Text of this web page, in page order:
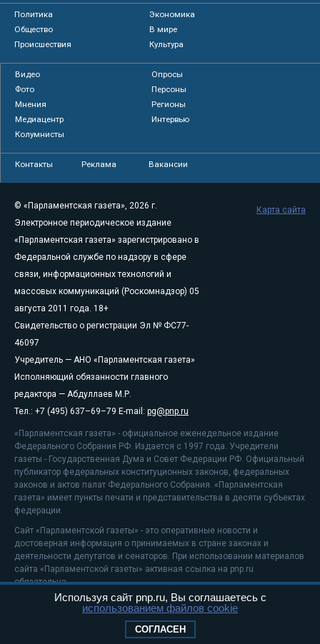
Политика
Экономика
Общество
В мире
Происшествия
Культура
Видео
Опросы
Фото
Персоны
Мнения
Регионы
Медиацентр
Интервью
Колумнисты
Контакты Реклама Вакансии
© «Парламентская газета», 2026 г.
Электронное периодическое издание
«Парламентская газета» зарегистрировано в
Федеральной службе по надзору в сфере
связи, информационных технологий и
массовых коммуникаций (Роскомнадзор) 05
августа 2011 года. 18+
Свидетельство о регистрации Эл № ФС77-
46097
Учредитель — АНО «Парламентская газета»
Исполняющий обязанности главного
редактора — Абдуллаев М.Р.
Тел.: +7 (495) 637–69–79 E-mail: pg@pnp.ru
«Парламентская газета» - официальное еженедельное издание
Федерального Собрания РФ. Издается с 1997 года. Учредители
газеты - Государственная Дума и Совет Федерации РФ. Официальный
публикатор федеральных конституционных законов, федеральных
законов и актов палат Федерального Собрания. «Парламентская
газета» имеет пункты печати и представительства в десяти субъектах
федерации.
Сайт «Парламентской газеты» - это оперативные новости и
достоверная информация о принимаемых в стране законах и
деятельности депутатов и сенаторов. При использовании материалов
сайта «Парламентской газеты» активная ссылка на pnp.ru
обязательна.
На информационном ресурсе применяютсярекомендательные
Положение о защите персональных данных
Карта сайта
Используя сайт pnp.ru, Вы соглашаетесь с
использованием файлов cookie
СОГЛАСЕН